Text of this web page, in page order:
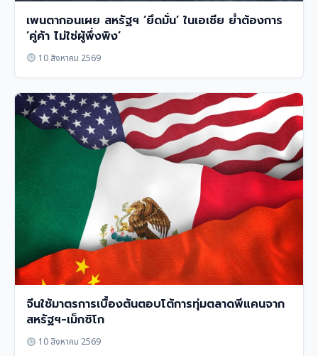
เพนตากอนเผย สหรัฐฯ ‘ยึดมั่น’ ในเอเชีย ย้ำต้องการ
‘คู่ค้า ไม่ใช่ผู้พึ่งพิง’
10 สิงหาคม 2569
จีนใช้มาตรการเบื้องต้นตอบโต้การทุ่มตลาดพีแคนจาก
สหรัฐฯ-เม็กซิโก
10 สิงหาคม 2569